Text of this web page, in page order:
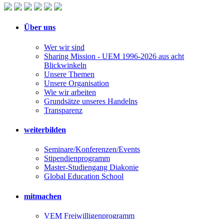
Über uns
Wer wir sind
Sharing Mission - UEM 1996-2026 aus acht
Blickwinkeln
Unsere Themen
Unsere Organisation
Wie wir arbeiten
Grundsätze unseres Handelns
Transparenz
weiterbilden
Seminare/Konferenzen/Events
Stipendienprogramm
Master-Studiengang Diakonie
Global Education School
mitmachen
VEM Freiwilligenprogramm